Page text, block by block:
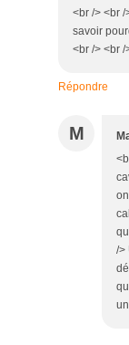
<br /> <br
savoir
<br /> <br /
Répondre
M
/>